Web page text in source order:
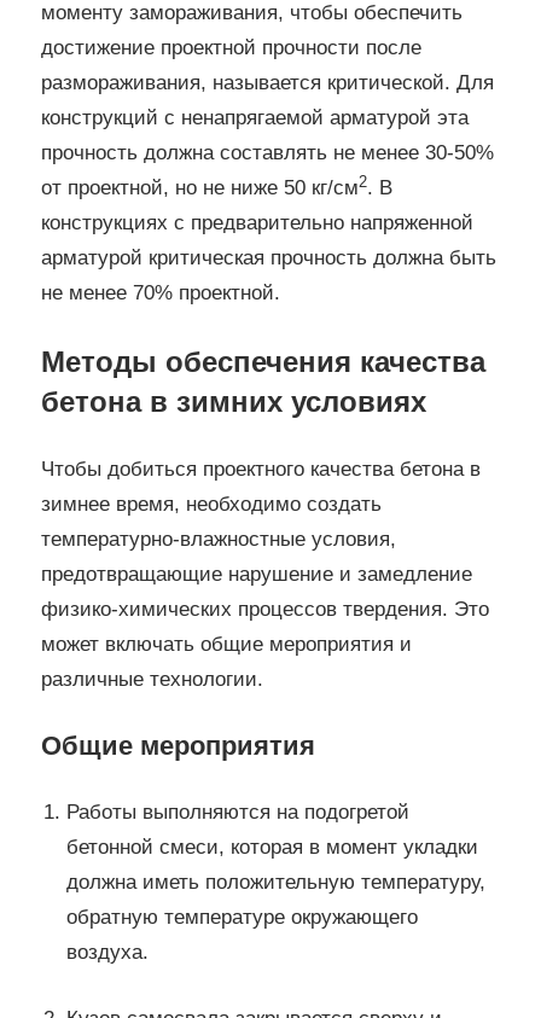
моменту замораживания, чтобы обеспечить
достижение проектной прочности после
размораживания, называется критической. Для
конструкций с ненапрягаемой арматурой эта
прочность должна составлять не менее 30-50%
от проектной, но не ниже 50 кг/см2. В
конструкциях с предварительно напряженной
арматурой критическая прочность должна быть
не менее 70% проектной.
Методы обеспечения качества
бетона в зимних условиях
Чтобы добиться проектного качества бетона в
зимнее время, необходимо создать
температурно-влажностные условия,
предотвращающие нарушение и замедление
физико-химических процессов твердения. Это
может включать общие мероприятия и
различные технологии.
Общие мероприятия
Работы выполняются на подогретой
бетонной смеси, которая в момент укладки
должна иметь положительную температуру,
обратную температуре окружающего
воздуха.